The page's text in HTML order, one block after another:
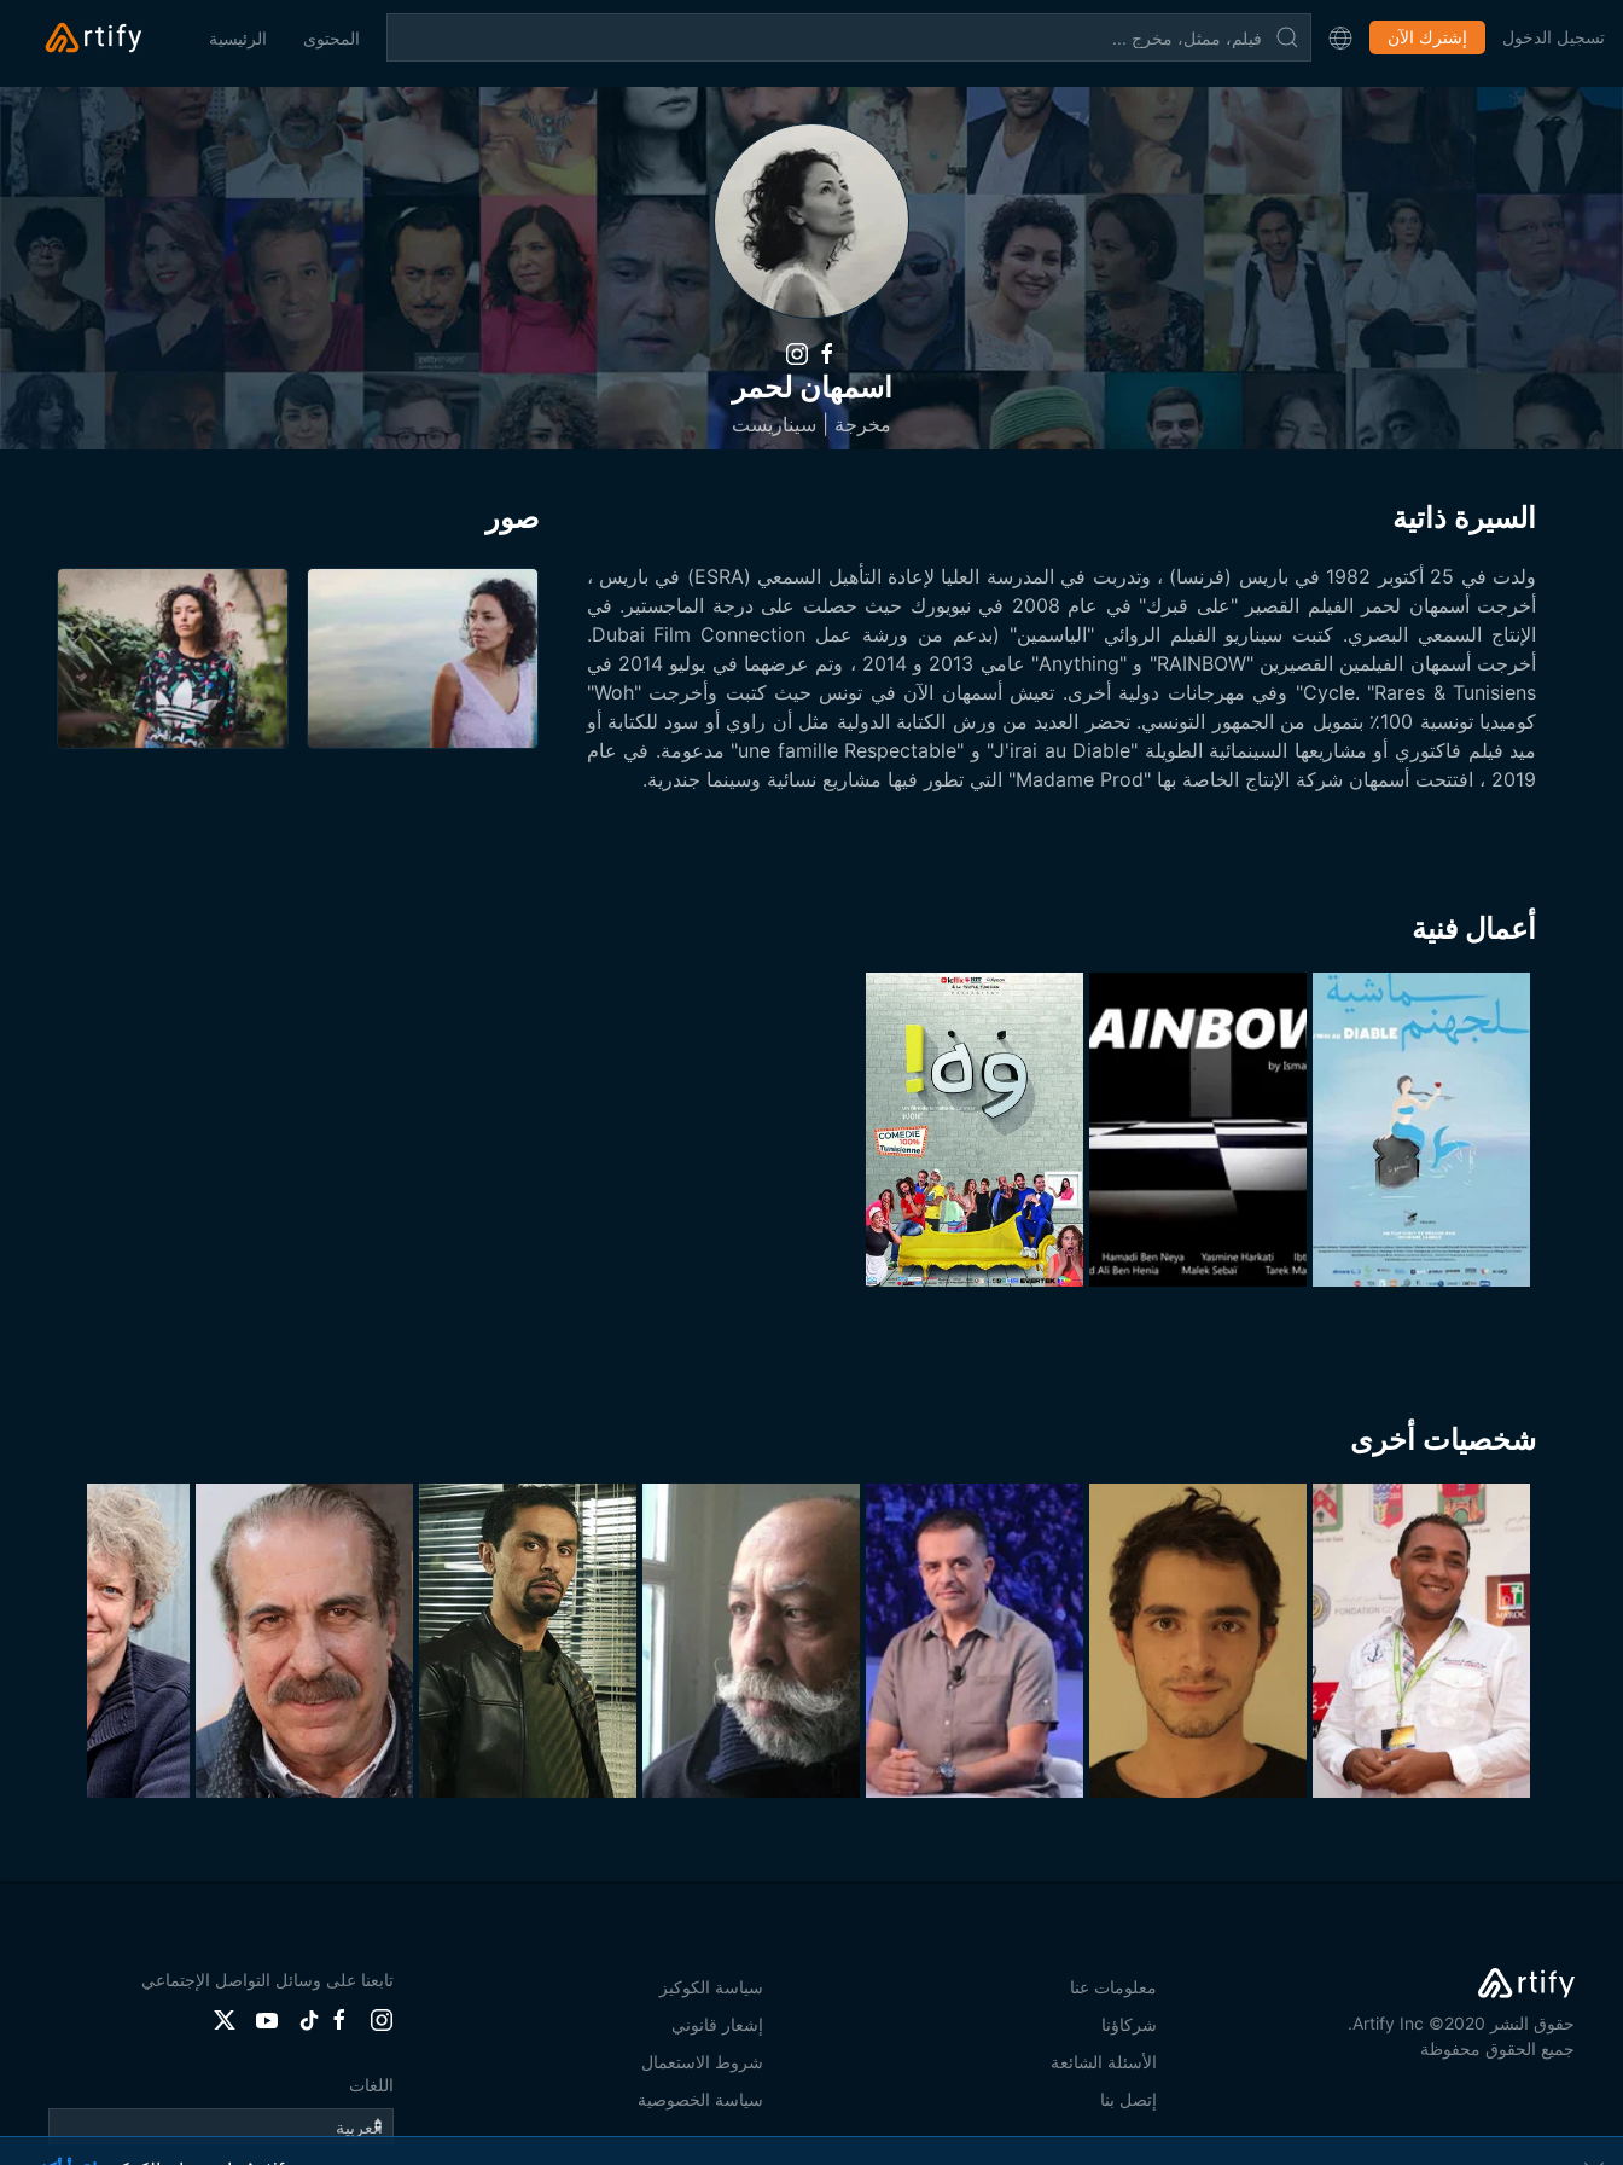
الرئيسية المحتوى إشترك الآن تسجيل الدخول
اسمهان لحمر
مخرجة | سيناريست
السيرة ذاتية
ولدت في 25 أكتوبر 1982 في باريس (فرنسا) ، وتدربت في المدرسة العليا لإعادة التأهيل السمعي (ESRA) في باريس ،
أخرجت أسمهان لحمر الفيلم القصير "على قبرك" في عام 2008 في نيويورك حيث حصلت على درجة الماجستير. في
الإنتاج السمعي البصري. كتبت سيناريو الفيلم الروائي "الياسمين" (بدعم من ورشة عمل Dubai Film Connection.
أخرجت أسمهان الفيلمين القصيرين "RAINBOW" و "Anything" عامي 2013 و 2014 ، وتم عرضهما في يوليو 2014 في
Cycle. "Rares & Tunisiens" وفي مهرجانات دولية أخرى. تعيش أسمهان الآن في تونس حيث كتبت وأخرجت "Woh"
كوميديا ​​تونسية 100٪ بتمويل من الجمهور التونسي. تحضر العديد من ورش الكتابة الدولية مثل أن راوي أو سود للكتابة أو
ميد فيلم فاكتوري أو مشاريعها السينمائية الطويلة "J'irai au Diable" و "une famille Respectable" مدعومة. في عام
2019 ، افتتحت أسمهان شركة الإنتاج الخاصة بها "Madame Prod" التي تطور فيها مشاريع نسائية وسينما جندرية.
صور
أعمال فنية
شخصيات أخرى
حقوق النشر 2020© Artify Inc.
جميع الحقوق محفوظة
معلومات عنا
شركاؤنا
الأسئلة الشائعة
إتصل بنا
سياسة الكوكيز
إشعار قانوني
شروط الاستعمال
سياسة الخصوصية
تابعنا على وسائل التواصل الإجتماعي
اللغات